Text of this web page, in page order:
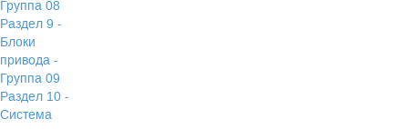
Группа 08
Раздел 9 -
Блоки
привода -
Группа 09
Раздел 10 -
Система